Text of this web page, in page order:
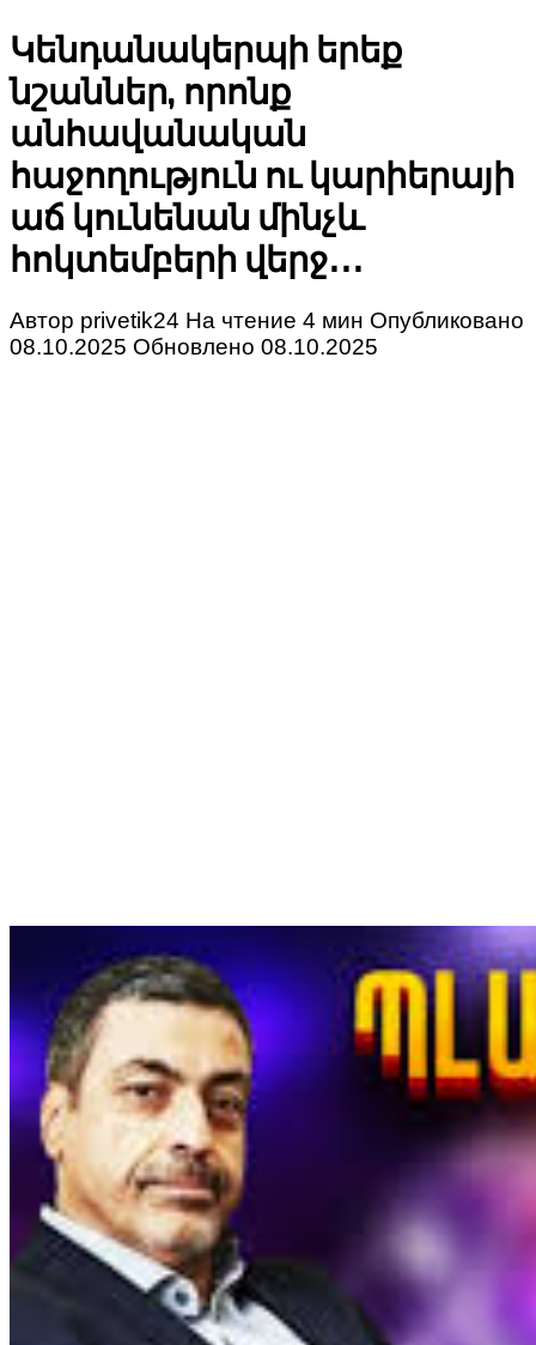
Կենդանակերպի երեք
նշաններ, որոնք
անհավանական
հաջողություն ու կարիերայի
աճ կունենան մինչև
հոկտեմբերի վերջ․․․
Автор privetik24 На чтение 4 мин Опубликовано
08.10.2025 Обновлено 08.10.2025